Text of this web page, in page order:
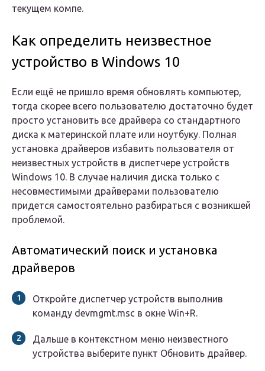
текущем компе.
Как определить неизвестное
устройство в Windows 10
Если ещё не пришло время обновлять компьютер,
тогда скорее всего пользователю достаточно будет
просто установить все драйвера со стандартного
диска к материнской плате или ноутбуку. Полная
установка драйверов избавить пользователя от
неизвестных устройств в диспетчере устройств
Windows 10. В случае наличия диска только с
несовместимыми драйверами пользователю
придется самостоятельно разбираться с возникшей
проблемой.
Автоматический поиск и установка
драйверов
Откройте диспетчер устройств выполнив
команду devmgmt.msc в окне Win+R.
Дальше в контекстном меню неизвестного
устройства выберите пункт Обновить драйвер.